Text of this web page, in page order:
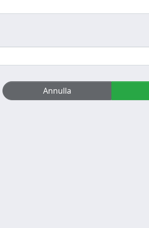
Annulla